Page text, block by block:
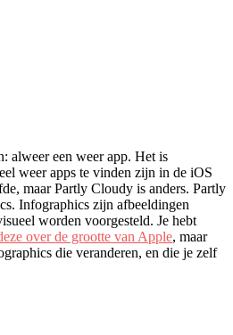
alweer een weer app. Het is
weer apps te vinden zijn in de iOS
maar Partly Cloudy is anders. Partly
Infographics zijn afbeeldingen
worden voorgesteld. Je hebt
over de grootte van Apple, maar
die veranderen, en die je zelf